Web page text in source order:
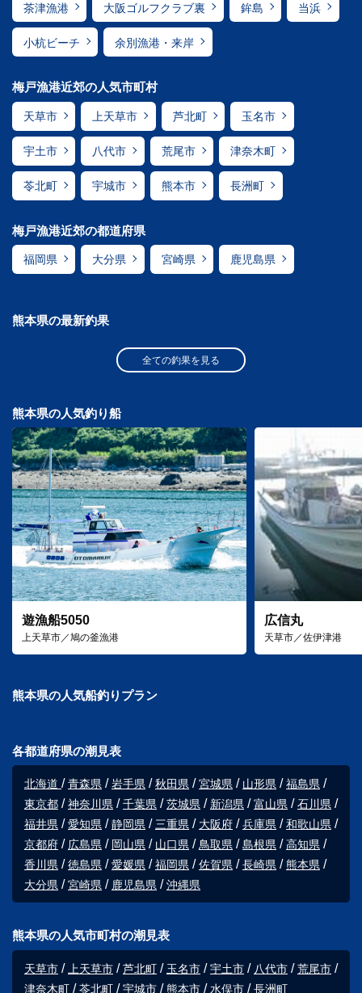
茶津漁港 大阪ゴルフクラブ裏 鉾島 当浜
小杭ビーチ 余別漁港・来岸
梅戸漁港近郊の人気市町村
天草市 上天草市 芦北町 玉名市
宇土市 八代市 荒尾市 津奈木町
苓北町 宇城市 熊本市 長洲町
梅戸漁港近郊の都道府県
福岡県 大分県 宮崎県 鹿児島県
熊本県の最新釣果
全ての釣果を見る
熊本県の人気釣り船
遊漁船5050
上天草市／鳩の釜漁港
広信丸
天草市／佐伊津港
熊本県の人気船釣りプラン
各都道府県の潮見表
北海道 青森県 岩手県 秋田県 宮城県 山形県
福島県
東京都
神奈川県 千葉県 茨城県 新潟県 富山県
石川県
福井県
愛知県 静岡県 三重県 大阪府 兵庫県
和歌山県
京都府
広島県 岡山県 山口県 鳥取県 島根県
高知県
香川県
徳島県 愛媛県 福岡県 佐賀県 長崎県
熊本県
大分県
宮崎県 鹿児島県 沖縄県
熊本県の人気市町村の潮見表
天草市 上天草市 芦北町 玉名市 宇土市 八代市
荒尾市
津奈木町
苓北町 宇城市 熊本市 水俣市 長洲町